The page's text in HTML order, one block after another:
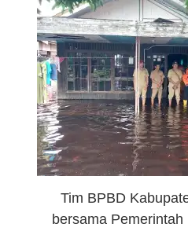
Tim BPBD
bersama Pemerintah